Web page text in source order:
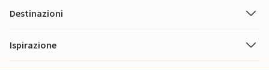
Destinazioni
Ispirazione